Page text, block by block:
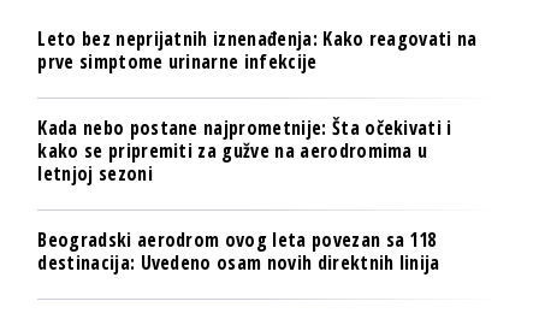
Leto bez neprijatnih iznenađenja: Kako reagovati na
prve simptome urinarne infekcije
Kada nebo postane najprometnije: Šta očekivati i
kako se pripremiti za gužve na aerodromima u
letnjoj sezoni
Beogradski aerodrom ovog leta povezan sa 118
destinacija: Uvedeno osam novih direktnih linija